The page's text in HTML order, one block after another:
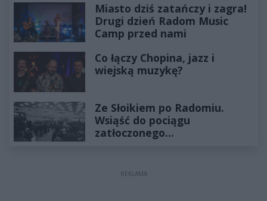
Miasto dziś zatańczy i zagra!
Drugi dzień Radom Music
Camp przed nami
Co łączy Chopina, jazz i
wiejską muzykę?
Ze Słoikiem po Radomiu.
Wsiąść do pociągu
zatłoczonego...
REKLAMA